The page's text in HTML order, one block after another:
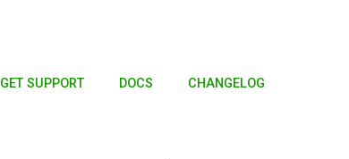
GET SUPPORT DOCS CHANGELOG